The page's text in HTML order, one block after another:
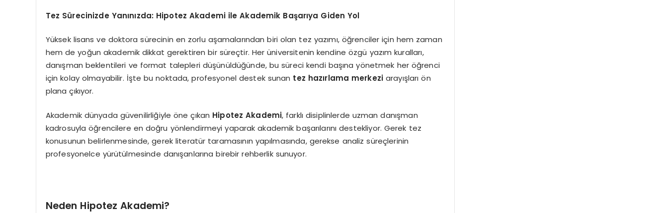
Tez Sürecinizde Yanınızda: Hipotez Akademi ile Akademik Başarıya Giden Yol
Yüksek lisans ve doktora sürecinin en zorlu aşamalarından biri olan tez yazımı, öğrenciler için hem zaman
hem de yoğun akademik dikkat gerektiren bir süreçtir. Her üniversitenin kendine özgü yazım kuralları,
danışman beklentileri ve format talepleri düşünüldüğünde, bu süreci kendi başına yönetmek her öğrenci
için kolay olmayabilir. İşte bu noktada, profesyonel destek sunan tez hazırlama merkezi arayışları ön
plana çıkıyor.
Akademik dünyada güvenilirliğiyle öne çıkan Hipotez Akademi, farklı disiplinlerde uzman danışman
kadrosuyla öğrencilere en doğru yönlendirmeyi yaparak akademik başarılarını destekliyor. Gerek tez
konusunun belirlenmesinde, gerek literatür taramasının yapılmasında, gerekse analiz süreçlerinin
profesyonelce yürütülmesinde danışanlarına birebir rehberlik sunuyor.
Neden Hipotez Akademi?